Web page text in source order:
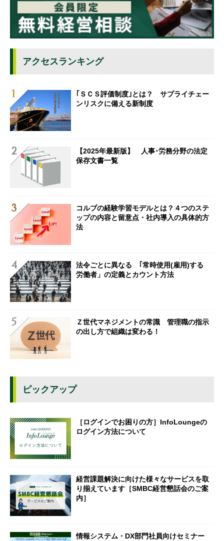
アクセスランキング
｢ＳＣＳ評価制度｣とは？ サプライチェー
ンリスクに備える新制度
【2025年最新版】 人事･労務分野の法定
保存文書一覧
コルブの経験学習モデルとは？４つのステ
ップの内容と留意点・社内導入の具体的方
法
法令ごとに異なる ｢常時使用(雇用)する
労働者」の定義とカウント方法
Ｚ世代マネジメントの常識 管理職の指示
の出し方で組織は変わる！
ピックアップ
［ログインでお困りの方］InfoLoungeの
ログイン方法について
経営課題解決に向けた様々なサービスを取
り揃えています［SMBC経営懇話会のご案
内］
情報システム・DX部門社員向けセミナー